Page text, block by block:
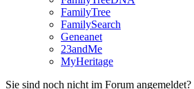
FamilyTree
FamilySearch
Geneanet
23andMe
MyHeritage
Sie sind noch nicht im Forum